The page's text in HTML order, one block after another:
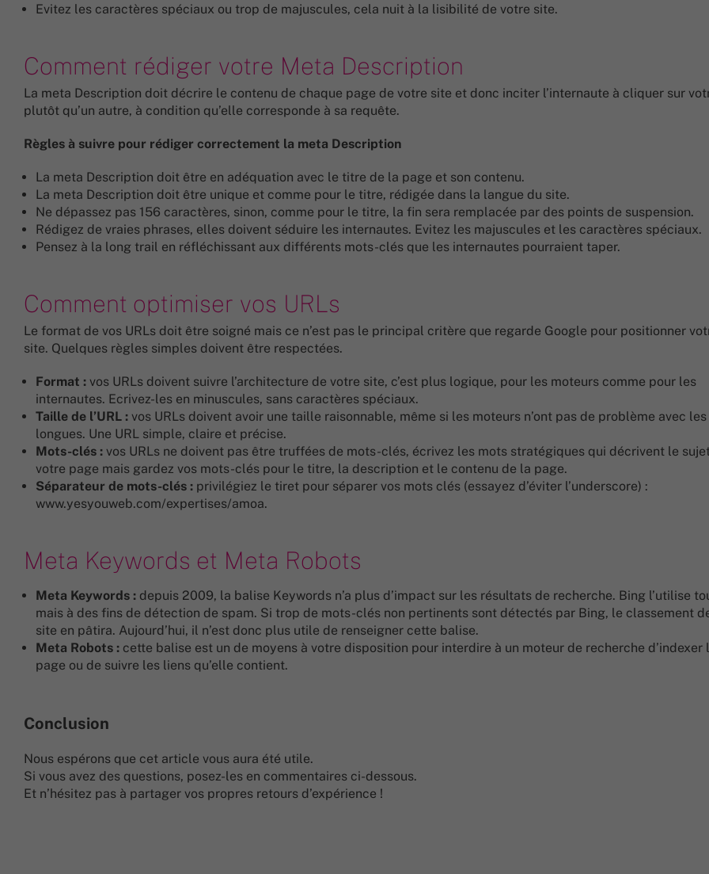
Evitez les caractères spéciaux ou trop de majuscules, cela nuit à la lisibilité de votre site.
Comment rédiger votre Meta Description
La meta Description doit décrire le contenu de chaque page de votre site et donc inciter l’internaute à cliquer sur
plutôt qu’un autre, à condition qu’elle corresponde à sa requête.
Règles à suivre pour rédiger correctement la meta Description
La meta Description doit être en adéquation avec le titre de la page et son contenu.
La meta Description doit être unique et comme pour le titre, rédigée dans la langue du site.
Ne dépassez pas 156 caractères, sinon, comme pour le titre, la fin sera remplacée par des points de suspension.
Rédigez de vraies phrases, elles doivent séduire les internautes. Evitez les majuscules et les caractères spéciaux.
Pensez à la long trail en réfléchissant aux différents mots-clés que les internautes pourraient taper.
Comment optimiser vos URLs
Le format de vos URLs doit être soigné mais ce n’est pas le principal critère que regarde Google pour positionner
site. Quelques règles simples doivent être respectées.
Format : vos URLs doivent suivre l’architecture de votre site, c’est plus logique, pour les moteurs comme pour les
internautes. Ecrivez-les en minuscules, sans caractères spéciaux.
Taille de l’URL : vos URLs doivent avoir une taille raisonnable, même si les moteurs n’ont pas de problème avec les
longues. Une URL simple, claire et précise.
Mots-clés : vos URLs ne doivent pas être truffées de mots-clés, écrivez les mots stratégiques qui décrivent le
votre page mais gardez vos mots-clés pour le titre, la description et le contenu de la page.
Séparateur de mots-clés : privilégiez le tiret pour séparer vos mots clés (essayez d’éviter l’underscore) :
www.yesyouweb.com/expertises/amoa.
Meta Keywords et Meta Robots
Meta Keywords : depuis 2009, la balise Keywords n’a plus d’impact sur les résultats de recherche. Bing l’utilise
mais à des fins de détection de spam. Si trop de mots-clés non pertinents sont détectés par Bing, le classement
site en pâtira. Aujourd’hui, il n’est donc plus utile de renseigner cette balise.
Meta Robots : cette balise est un de moyens à votre disposition pour interdire à un moteur de recherche d’indexer
page ou de suivre les liens qu’elle contient.
Conclusion
Nous espérons que cet article vous aura été utile.
Si vous avez des questions, posez-les en commentaires ci-dessous.
Et n’hésitez pas à partager vos propres retours d’expérience !